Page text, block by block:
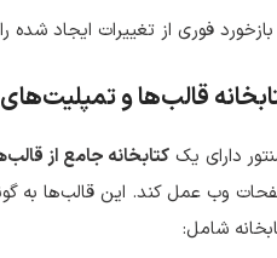
بازخورد فوری از تغییرات ایجاد شده
قالب‌ها و
دارای یک کتابخانه جامع از
وب عمل کند. این قالب‌ها به
شامل: